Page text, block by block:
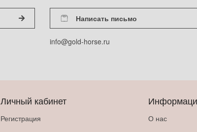
Написать письмо
info@gold-horse.ru
Личный кабинет
Регистрация
О нас